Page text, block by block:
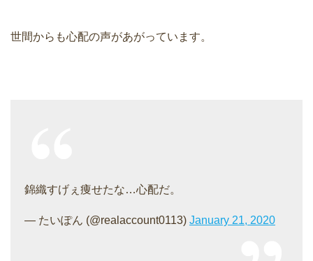
世間からも心配の声があがっています。
錦織すげぇ痩せたな…心配だ。
— たいぽん (@realaccount0113) January 21, 2020